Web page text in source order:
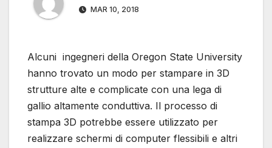
MAR 10, 2018
Alcuni ingegneri della Oregon State University
hanno trovato un modo per stampare in 3D
strutture alte e complicate con una lega di
gallio altamente conduttiva. Il processo di
stampa 3D potrebbe essere utilizzato per
realizzare schermi di computer flessibili e altri